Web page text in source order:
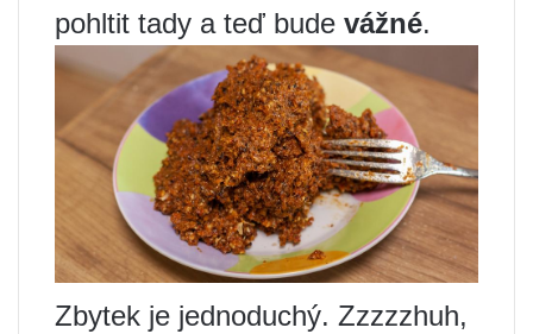
pohltit tady a teď bude vážné.
Zbytek je jednoduchý. Zzzzzhuh,